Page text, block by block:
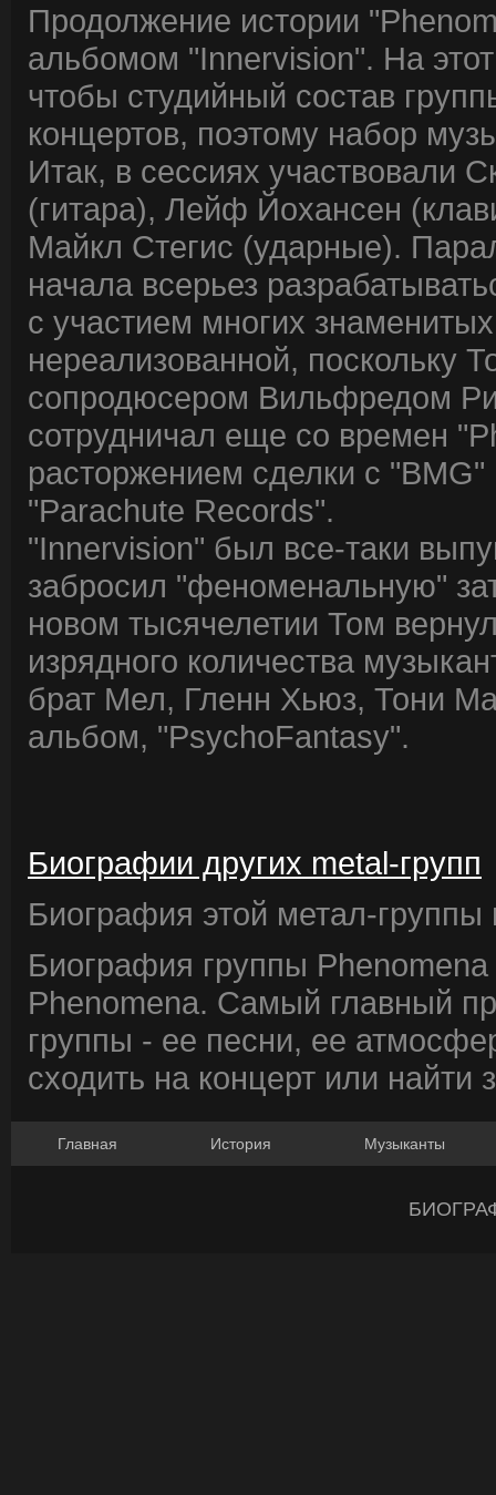
Продолжение истории
альбомом "Innervision". На
чтобы студийный состав
концертов, поэтому набор
Итак, в сессиях участвовали
(гитара), Лейф Йохансен
Майкл Стегис (ударные).
начала всерьез
с участием многих
нереализованной, поскольку
сопродюсером Вильфредом
сотрудничал еще со времен
расторжением сделки с
"Parachute Records".
"Innervision" был все-таки
забросил "феноменальную"
новом тысячелетии Том
изрядного количества
брат Мел, Гленн Хьюз, Тони
альбом, "PsychoFantasy".
Биографии других metal-групп
Биография этой метал-группы
Биография группы
Phenomena. Самый главный
группы - ее песни, ее
сходить на концерт или найти
Главная История Музыканты